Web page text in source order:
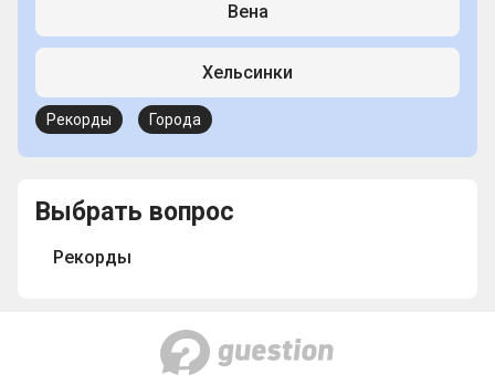
Вена
Хельсинки
Рекорды Города
Выбрать вопрос
Рекорды